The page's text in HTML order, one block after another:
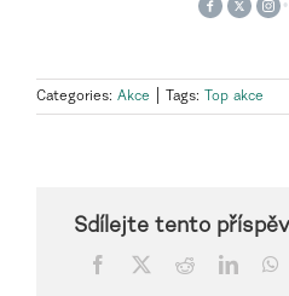
Categories: Akce Tags: Top akce
Sdílejte tento
Facebook Reddit